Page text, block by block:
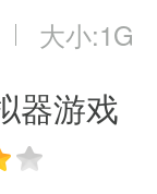
大小:1G
器游戏